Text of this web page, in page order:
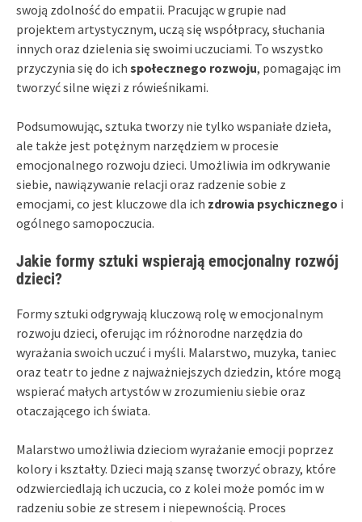
swoją zdolność do empatii. Pracując w grupie nad
projektem artystycznym, uczą się współpracy, słuchania
innych oraz dzielenia się swoimi uczuciami. To wszystko
przyczynia się do ich społecznego rozwoju, pomagając im
tworzyć silne więzi z rówieśnikami.
Podsumowując, sztuka tworzy nie tylko wspaniałe dzieła,
ale także jest potężnym narzędziem w procesie
emocjonalnego rozwoju dzieci. Umożliwia im odkrywanie
siebie, nawiązywanie relacji oraz radzenie sobie z
emocjami, co jest kluczowe dla ich zdrowia psychicznego i
ogólnego samopoczucia.
Jakie formy sztuki wspierają emocjonalny rozwój
dzieci?
Formy sztuki odgrywają kluczową rolę w emocjonalnym
rozwoju dzieci, oferując im różnorodne narzędzia do
wyrażania swoich uczuć i myśli. Malarstwo, muzyka, taniec
oraz teatr to jedne z najważniejszych dziedzin, które mogą
wspierać małych artystów w zrozumieniu siebie oraz
otaczającego ich świata.
Malarstwo umożliwia dzieciom wyrażanie emocji poprzez
kolory i kształty. Dzieci mają szansę tworzyć obrazy, które
odzwierciedlają ich uczucia, co z kolei może pomóc im w
radzeniu sobie ze stresem i niepewnością. Proces